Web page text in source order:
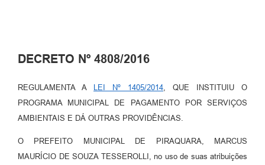
DECRETO Nº 4808/2016
REGULAMENTA A LEI Nº 1405/2014, QUE INSTITUIU O
PROGRAMA MUNICIPAL DE PAGAMENTO POR SERVIÇOS
AMBIENTAIS E DÁ OUTRAS PROVIDÊNCIAS.
O PREFEITO MUNICIPAL DE PIRAQUARA, MARCUS
MAURÍCIO DE SOUZA TESSEROLLI, no uso de suas atribuições